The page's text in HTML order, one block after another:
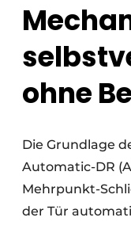
ohne
Die Grundlage
Automatic-DR
Mehrpunkt-
der Tür